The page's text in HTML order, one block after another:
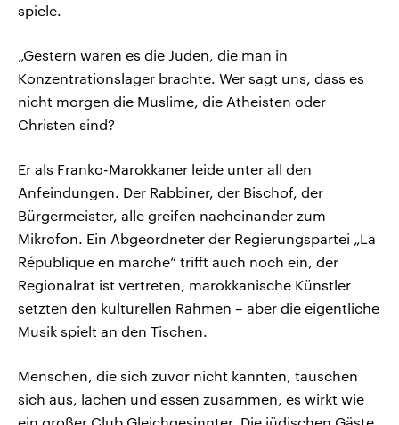
spiele.
„Gestern waren es die Juden, die man in
Konzentrationslager brachte. Wer sagt uns, dass es
nicht morgen die Muslime, die Atheisten oder
Christen sind?
Er als Franko-Marokkaner leide unter all den
Anfeindungen. Der Rabbiner, der Bischof, der
Bürgermeister, alle greifen nacheinander zum
Mikrofon. Ein Abgeordneter der Regierungspartei „La
République en marche“ trifft auch noch ein, der
Regionalrat ist vertreten, marokkanische Künstler
setzten den kulturellen Rahmen – aber die eigentliche
Musik spielt an den Tischen.
Menschen, die sich zuvor nicht kannten, tauschen
sich aus, lachen und essen zusammen, es wirkt wie